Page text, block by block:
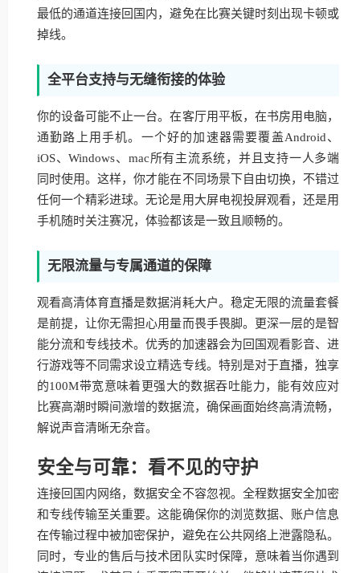
最低的通道连接回国内，避免在比赛关键时刻出现卡顿或
掉线。
全平台支持与无缝衔接的体验
你的设备可能不止一台。在客厅用平板，在书房用电脑，
通勤路上用手机。一个好的加速器需要覆盖Android、
iOS、Windows、mac所有主流系统，并且支持一人多端
同时使用。这样，你才能在不同场景下自由切换，不错过
任何一个精彩进球。无论是用大屏电视投屏观看，还是用
手机随时关注赛况，体验都该是一致且顺畅的。
无限流量与专属通道的保障
观看高清体育直播是数据消耗大户。稳定无限的流量套餐
是前提，让你无需担心用量而畏手畏脚。更深一层的是智
能分流和专线技术。优秀的加速器会为回国观看影音、进
行游戏等不同需求设立精选专线。特别是对于直播，独享
的100M带宽意味着更强大的数据吞吐能力，能有效应对
比赛高潮时瞬间激增的数据流，确保画面始终高清流畅，
解说声音清晰无杂音。
安全与可靠：看不见的守护
连接回国内网络，数据安全不容忽视。全程数据安全加密
和专线传输至关重要。这能确保你的浏览数据、账户信息
在传输过程中被加密保护，避免在公共网络上泄露隐私。
同时，专业的售后与技术团队实时保障，意味着当你遇到